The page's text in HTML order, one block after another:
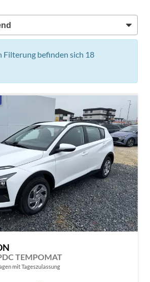
Filterung befinden sich 18
TEMPOMAT
mit Tageszulassung